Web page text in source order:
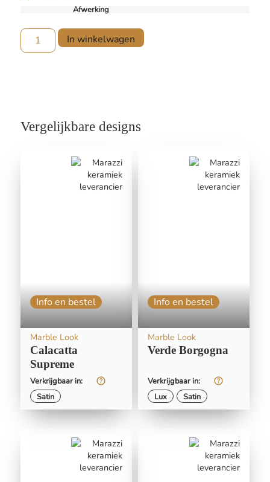
Afwerking
In winkelwagen
Vergelijkbare designs
Satin
Verkrijgbaar in:
Info en bestel
Marble Look
Calacatta
Supreme
Lux Satin
Verkrijgbaar in:
Info en bestel
Marble Look
Verde Borgogna